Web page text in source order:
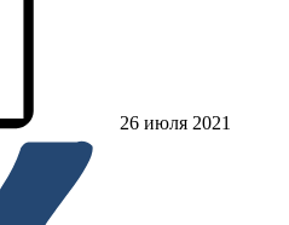
26 июля 2021